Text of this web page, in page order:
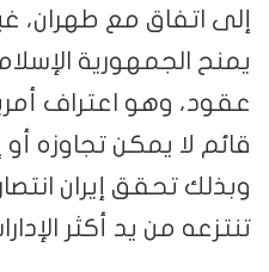
إلى اتفاق مع طهران،
يمنح الجمهورية
عقود، وهو اعتراف
قائم لا يمكن تجاوزه
وبذلك تحقق إيران
تنتزعه من يد أكثر